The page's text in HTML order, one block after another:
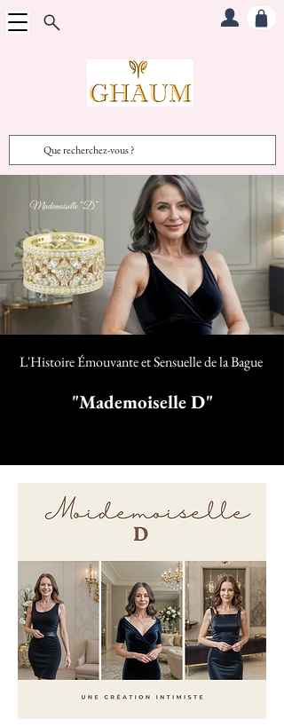
L'Histoire Émouvante et Sensuelle de la Bague
"Mademoiselle D"